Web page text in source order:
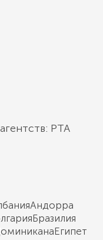
РТА
Андорра
Бразилия
Египет